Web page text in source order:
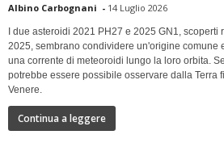
Albino Carbognani - 14 Luglio 2026
I due asteroidi 2021 PH27 e 2025 GN1, scoperti
2025, sembrano condividere un'origine comune
una corrente di meteoroidi lungo la loro orbita.
potrebbe essere possibile osservare dalla Terra
Venere.
Continua a leggere